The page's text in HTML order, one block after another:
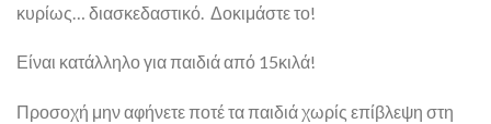
κυρίως… διασκεδαστικό. Δοκιμάστε το!
Είναι κατάλληλο για παιδιά από 15κιλά!
Προσοχή μην αφήνετε ποτέ τα παιδιά χωρίς επίβλεψη στη